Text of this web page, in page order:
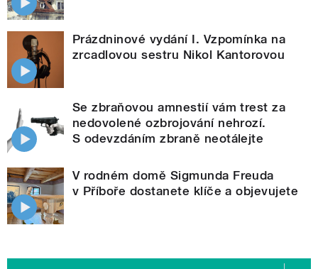
Prázdninové vydání I. Vzpomínka na
zrcadlovou sestru Nikol Kantorovou
Se zbraňovou amnestií vám trest za
nedovolené ozbrojování nehrozí.
S odevzdáním zbraně neotálejte
V rodném domě Sigmunda Freuda
v Příboře dostanete klíče a objevujete